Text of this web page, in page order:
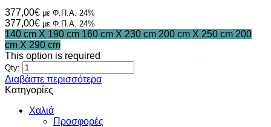
επιλεγούν
στη
σελίδα
του
προϊόντος
377,00€ με Φ.Π.Α. 24%
377,00€ με Φ.Π.Α. 24%
140 cm X 190 cm 160 cm X 230 cm 200 cm X 250 cm 200
cm X 290 cm
This option is required
Qty:
Διαβάστε περισσότερα
Κατηγορίες
Χαλιά
Προσφορές